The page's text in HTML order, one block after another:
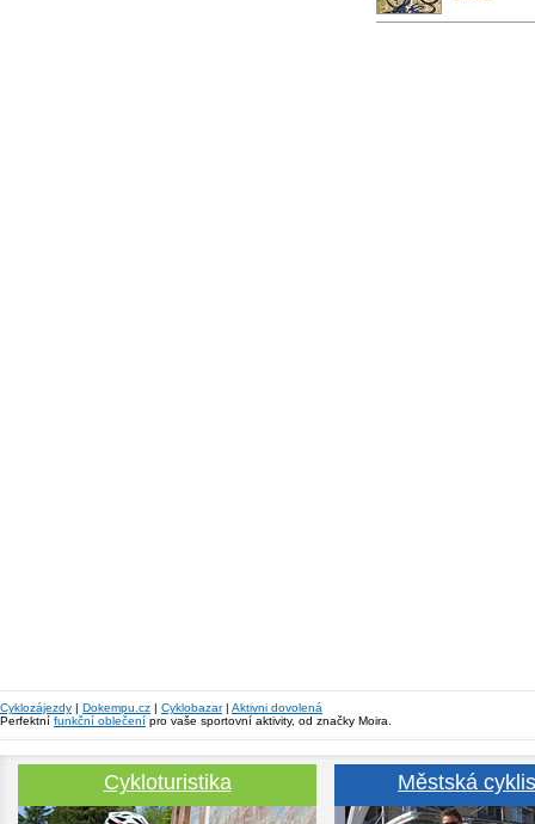
Cyklozájezdy | Dokempu.cz | Cyklobazar| Aktivni dovolená
Perfektní funkční oblečení pro vaše sportovní aktivity, od značky Moira.
Cykloturistika Městská